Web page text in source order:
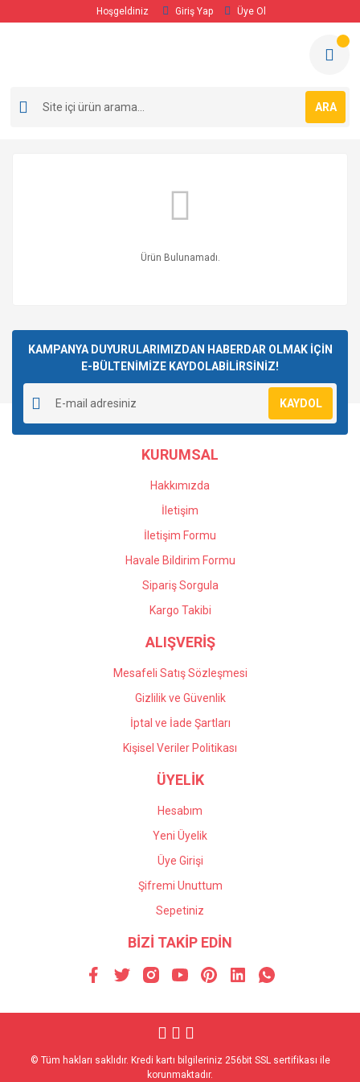
Hoşgeldiniz Giriş Yap Üye Ol
ARA
Ürün Bulunamadı.
KAMPANYA DUYURULARIMIZDAN HABERDAR OLMAK İÇİN
E-BÜLTENİMİZE KAYDOLABİLİRSİNİZ!
KAYDOL
KURUMSAL
Hakkımızda
İletişim
İletişim Formu
Havale Bildirim Formu
Sipariş Sorgula
Kargo Takibi
ALIŞVERİŞ
Mesafeli Satış Sözleşmesi
Gizlilik ve Güvenlik
İptal ve İade Şartları
Kişisel Veriler Politikası
ÜYELİK
Hesabım
Yeni Üyelik
Üye Girişi
Şifremi Unuttum
Sepetiniz
BİZİ TAKİP EDİN
© Tüm hakları saklıdır. Kredi kartı bilgileriniz 256bit SSL sertifikası ile
korunmaktadır.